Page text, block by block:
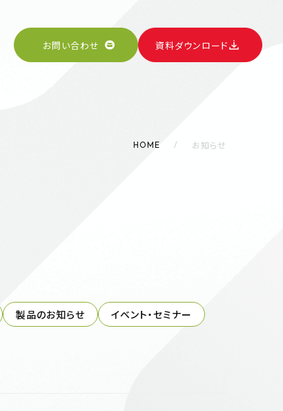
お問い合わせ 資料ダウンロード
HOME お知らせ
製品のお知らせ
イベント・セミナー